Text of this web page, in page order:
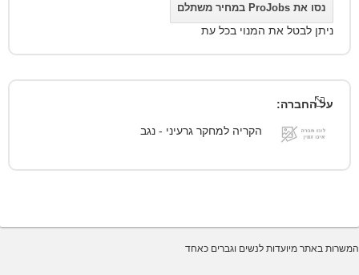
נסו את ProJobs במחיר משתלם
ניתן לבטל את המנוי בכל עת
על החברה:
הקריה למחקר גרעיני - נגב
המשרות באתר מיועדות לנשים וגברים כאחד